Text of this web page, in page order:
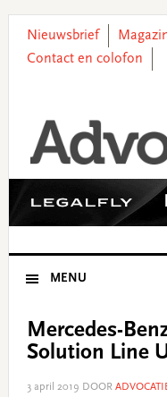
primary
main
primary
footer
Nieuwsbrief
Contact en colofon
MENU
Mercedes-
Solution Line
3 april 2019 DOOR